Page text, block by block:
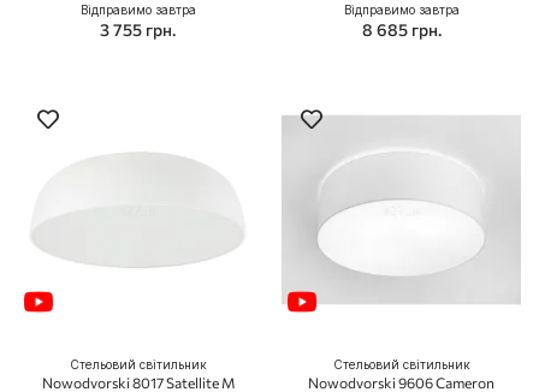
Відправимо завтра
3 755 грн.
Відправимо завтра
8 685 грн.
Стельовий світильник
Nowodvorski 8017 Satellite M
Стельовий світильник
Nowodvorski 9606 Cameron